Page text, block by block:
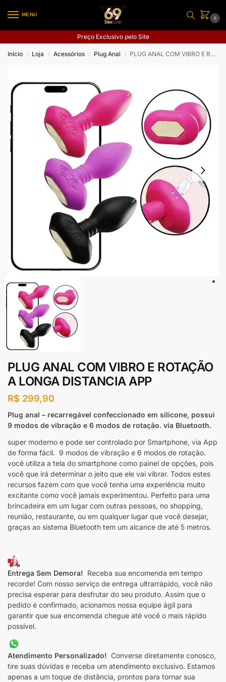
MENU
0
Preço Exclusivo pelo Site
Início / Loja / Acessórios / Plug Anal / PLUG ANAL COM VIBRO E ROTAÇÃO A LONGA DISTANCIA APP
PLUG ANAL COM VIBRO E ROTAÇÃO
A LONGA DISTANCIA APP
R$ 299,90
Plug anal – recarregável confeccionado em silicone, possui
9 modos de vibração e 6 modos de rotação. via Bluetooth.
super moderno e pode ser controlado por Smartphone, via App
de forma fácil. 9 modos de vibração e 6 modos de rotação.
você utiliza a tela do smartphone como painel de opções, pois
você que irá determinar o jeito que ele vai vibrar. Todos estes
recursos fazem com que você tenha uma experiência muito
excitante como você jamais experimentou. Perfeito para uma
brincadeira em um lugar com outras pessoas, no shopping,
reunião, restaurante, ou em qualquer lugar que você desejar,
graças ao sistema Bluetooth tem um alcance de até 5 metros.
Entrega Sem Demora! Receba sua encomenda em tempo
recorde! Com nosso serviço de entrega ultrarrápido, você não
precisa esperar para desfrutar do seu produto. Assim que o
pedido é confirmado, acionamos nossa equipe ágil para
garantir que sua encomenda chegue até você o mais rápido
possível.
Atendimento Personalizado! Converse diretamente conosco,
tire suas dúvidas e receba um atendimento exclusivo. Estamos
apenas a um toque de distância, prontos para tornar sua